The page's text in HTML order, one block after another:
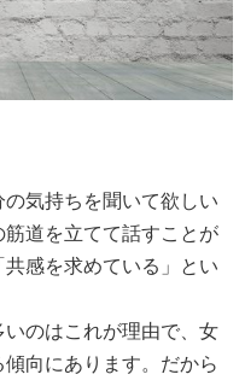
気持ちを聞いて欲しい
道を立てて話すことが
感を求めている」とい
のはこれが理由で、女
向にあります。だから